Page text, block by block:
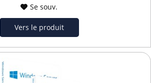
Se souv.
Vers le produit